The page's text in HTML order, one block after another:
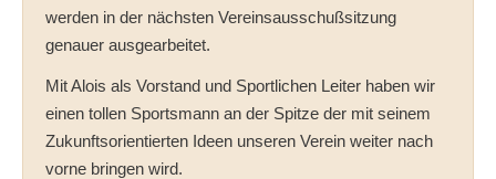
werden in der nächsten Vereinsausschußsitzung
genauer ausgearbeitet.
Mit Alois als Vorstand und Sportlichen Leiter haben wir
einen tollen Sportsmann an der Spitze der mit seinem
Zukunftsorientierten Ideen unseren Verein weiter nach
vorne bringen wird.